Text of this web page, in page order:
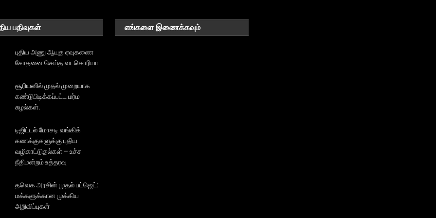
பதிவுகள்
புதிய அணு ஆயுத ஏவுகணை
சோதனை செய்த வடகொரியா
சூரியனில் முதல் முறையாக
கண்டுபிடிக்கப்பட்ட மர்ம
சுழல்கள்.
டிஜிட்டல் மோசடி வங்கிக்
கணக்குகளுக்கு புதிய
வழிகாட்டுதல்கள் – உச்ச
நீதிமன்றம் உத்தரவு
தவெக அரசின் முதல் பட்ஜெட்:
மக்களுக்கான முக்கிய
அறிவிப்புகள்
எங்களை இணைக்கவும்